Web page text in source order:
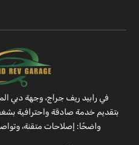
في رابيد ريف جراج، وجهة دبي
بتقديم خدمة صادقة واحترافية بشغفٍ
واضحًا: إصلاحات متقنة،